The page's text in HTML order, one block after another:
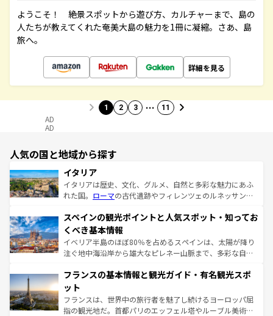
ようこそ！ 絶景スポットから遊び方、カルチャーまで、島の
人たちが教えてくれた奄美大島の魅力を1冊に凝縮。さあ、島
旅へ。
詳細を見る
1 2 3 … 11
AD
AD
人気の国と地域から探す
イタリア
イタリアは歴史、文化、グルメ、自然と多彩な魅力にあふ
れた国。 ローマの古代遺跡やフィレンツェのルネッサンス
ろん、トスカーナの美しい田園風景やアマルフィ海岸の絶
景など、自然景観も見逃せない。観光の合間には、本場の
ピザやパスタなど、絶品のイタリア料理を堪能することも
できる。朝目覚めてから夜眠るまで、すべての瞬間を楽し
なお、新着のイタリア情報はコンテンツ一覧を参照してほ
しい。
スペインの観光ポイントと人気スポット・知ってお
くべき基本情報
イベリア半島のほぼ80％を占めるスペインは、太陽が降り
注ぐ地中海沿岸から雄大なピレネー山脈まで、多彩な自然
文化が根付くこの国では、情熱的なフラメンコ、熱気あふ
れる闘牛、そして美味しいタパスが生活の一部となってい
る。首都マドリードの洗練された雰囲気や、バルセロナの
アートに溢れた街角から、地方では古代ローマ遺跡や中世
フランスの基本情報と観光ガイド・有名観光スポ
ット
フランスは、世界中の旅行者を魅了し続けるヨーロッパ屈
指の観光地だ。首都パリのエッフェル塔やルーブル美術館